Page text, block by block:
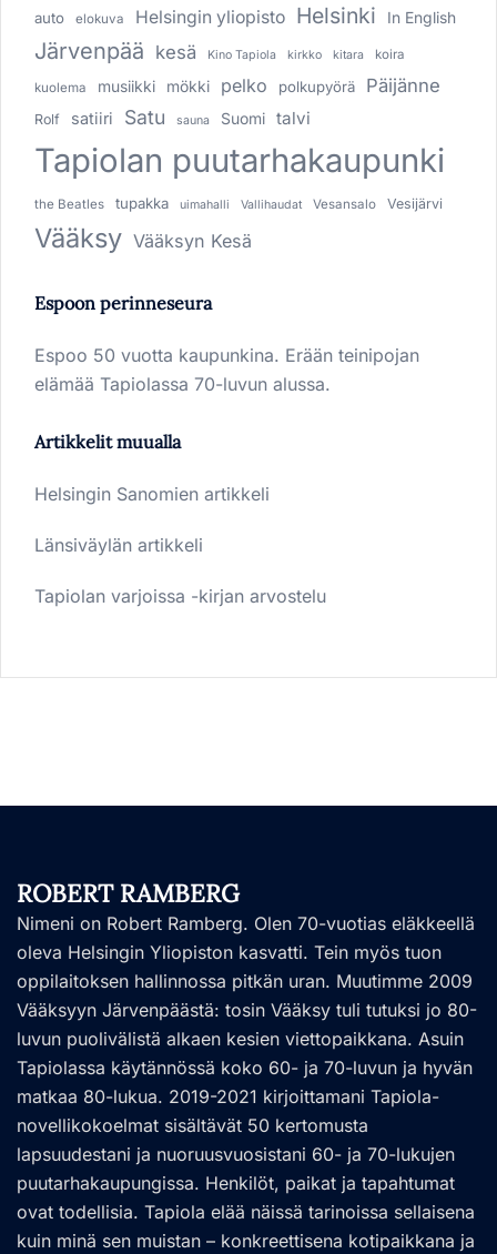
auto elokuva Helsingin yliopisto Helsinki In English
Järvenpää kesä Kino Tapiola kirkko kitara koira
kuolema musiikki mökki pelko polkupyörä Päijänne
Rolf satiiri Satu sauna Suomi talvi
Tapiolan puutarhakaupunki
the Beatles tupakka uimahalli Vallihaudat Vesansalo Vesijärvi
Vääksy Vääksyn Kesä
Espoon perinneseura
Espoo 50 vuotta kaupunkina. Erään teinipojan
elämää Tapiolassa 70-luvun alussa.
Artikkelit muualla
Helsingin Sanomien artikkeli
Länsiväylän artikkeli
Tapiolan varjoissa -kirjan arvostelu
ROBERT RAMBERG
Nimeni on Robert Ramberg. Olen 70-vuotias eläkkeellä
oleva Helsingin Yliopiston kasvatti. Tein myös tuon
oppilaitoksen hallinnossa pitkän uran. Muutimme 2009
Vääksyyn Järvenpäästä: tosin Vääksy tuli tutuksi jo 80-
luvun puolivälistä alkaen kesien viettopaikkana. Asuin
Tapiolassa käytännössä koko 60- ja 70-luvun ja hyvän
matkaa 80-lukua. 2019-2021 kirjoittamani Tapiola-
novellikokoelmat sisältävät 50 kertomusta
lapsuudestani ja nuoruusvuosistani 60- ja 70-lukujen
puutarhakaupungissa. Henkilöt, paikat ja tapahtumat
ovat todellisia. Tapiola elää näissä tarinoissa sellaisena
kuin minä sen muistan – konkreettisena kotipaikkana ja